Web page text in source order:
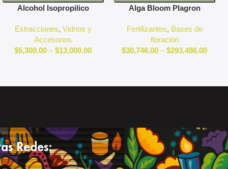
Alcohol Isopropilico
Extracciones, Vidrios y
Accesorios
$5,300.00 – $13,000.00
Alga Bloom Plagron
Fertilizantes, Bases de
floración
$30,746.00 – $293,486.00
Redes: